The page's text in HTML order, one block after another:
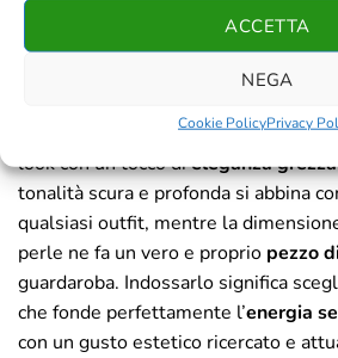
ACCETTA
NEGA
Cookie PolicyPrivacy
Ogni sfera, nata direttamente dal
presenta quelle irregolarità naturali
pezzo unico e irripetibile
Questo bracciale è l’elemento
look con un tocco dieleganza
tonalità scura e profonda si abbina
qualsiasi outfit, mentre la
perle ne fa un vero e proprio pezzo
guardaroba. Indossarlo significa
che fonde perfettamente l’energia
con un gusto estetico ricercato e